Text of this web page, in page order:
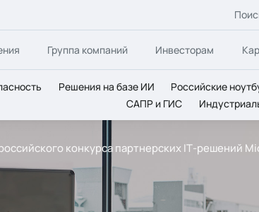
Группа компаний Инвесторам
Решения на базе ИИ Российские
САПР и ГИС
конкурса партнерских IТ-решений